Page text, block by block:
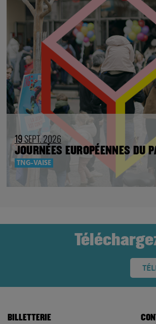
19SEPT. 2026
JOURNÉES EUROPÉENNES DU
TNG-VAISE
BILLETTERIE